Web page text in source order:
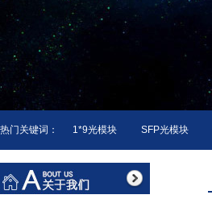
热门关键词： 1*9光模块 SFP光模块